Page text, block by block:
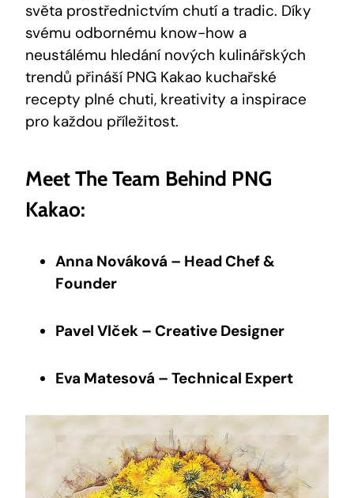
světa prostřednictvím chutí a tradic.⁤ Díky
svému odbornému ⁢know-how‌ a​
neustálému hledání nových kulinářských
trendů přináší PNG Kakao kuchařské
recepty plné chuti, kreativity a ‍inspirace
pro​ každou příležitost.
Meet The Team Behind PNG
‍Kakao:
Anna ‍Nováková – Head‍ Chef⁣ &
Founder
Pavel Vlček – Creative Designer
Eva Matesová – Technical Expert